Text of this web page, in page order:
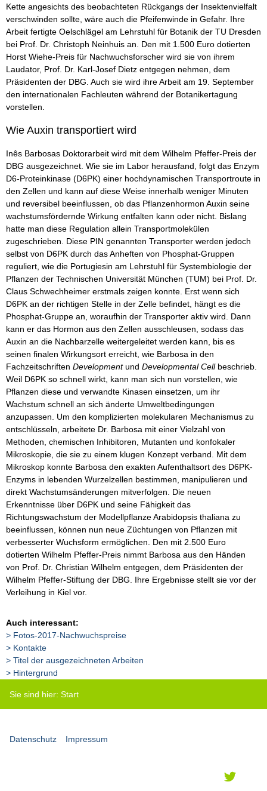
Kette angesichts des beobachteten Rückgangs der Insektenvielfalt
verschwinden sollte, wäre auch die Pfeifenwinde in Gefahr. Ihre
Arbeit fertigte Oelschlägel am Lehrstuhl für Botanik der TU Dresden
bei Prof. Dr. Christoph Neinhuis an. Den mit 1.500 Euro dotierten
Horst Wiehe-Preis für Nachwuchsforscher wird sie von ihrem
Laudator, Prof. Dr. Karl-Josef Dietz entgegen nehmen, dem
Präsidenten der DBG. Auch sie wird ihre Arbeit am 19. September
den internationalen Fachleuten während der Botanikertagung
vorstellen.
Wie Auxin transportiert wird
Inês Barbosas Doktorarbeit wird mit dem Wilhelm Pfeffer-Preis der
DBG ausgezeichnet. Wie sie im Labor herausfand, folgt das Enzym
D6-Proteinkinase (D6PK) einer hochdynamischen Transportroute in
den Zellen und kann auf diese Weise innerhalb weniger Minuten
und reversibel beeinflussen, ob das Pflanzenhormon Auxin seine
wachstumsfördernde Wirkung entfalten kann oder nicht. Bislang
hatte man diese Regulation allein Transportmolekülen
zugeschrieben. Diese PIN genannten Transporter werden jedoch
selbst von D6PK durch das Anheften von Phosphat-Gruppen
reguliert, wie die Portugiesin am Lehrstuhl für Systembiologie der
Pflanzen der Technischen Universität München (TUM) bei Prof. Dr.
Claus Schwechheimer erstmals zeigen konnte. Erst wenn sich
D6PK an der richtigen Stelle in der Zelle befindet, hängt es die
Phosphat-Gruppe an, woraufhin der Transporter aktiv wird. Dann
kann er das Hormon aus den Zellen ausschleusen, sodass das
Auxin an die Nachbarzelle weitergeleitet werden kann, bis es
seinen finalen Wirkungsort erreicht, wie Barbosa in den
Fachzeitschriften Developmentund Developmental Cell beschrieb.
Weil D6PK so schnell wirkt, kann man sich nun vorstellen, wie
Pflanzen diese und verwandte Kinasen einsetzen, um ihr
Wachstum schnell an sich änderte Umweltbedingungen
anzupassen. Um den komplizierten molekularen Mechanismus zu
entschlüsseln, arbeitete Dr. Barbosa mit einer Vielzahl von
Methoden, chemischen Inhibitoren, Mutanten und konfokaler
Mikroskopie, die sie zu einem klugen Konzept verband. Mit dem
Mikroskop konnte Barbosa den exakten Aufenthaltsort des D6PK-
Enzyms in lebenden Wurzelzellen bestimmen, manipulieren und
direkt Wachstumsänderungen mitverfolgen. Die neuen
Erkenntnisse über D6PK und seine Fähigkeit das
Richtungswachstum der Modellpflanze Arabidopsis thaliana zu
beeinflussen, können nun neue Züchtungen von Pflanzen mit
verbesserter Wuchsform ermöglichen. Den mit 2.500 Euro
dotierten Wilhelm Pfeffer-Preis nimmt Barbosa aus den Händen
von Prof. Dr. Christian Wilhelm entgegen, dem Präsidenten der
Wilhelm Pfeffer-Stiftung der DBG. Ihre Ergebnisse stellt sie vor der
Verleihung in Kiel vor.
Auch interessant:
Fotos-2017-Nachwuchspreise
Kontakte
Titel der ausgezeichneten Arbeiten
Hintergrund
Sie sind hier: Start
Datenschutz Impressum